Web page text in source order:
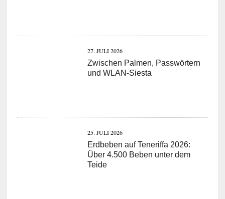
27. JULI 2026
Zwischen Palmen, Passwörtern
und WLAN-Siesta
25. JULI 2026
Erdbeben auf Teneriffa 2026:
Über 4.500 Beben unter dem
Teide